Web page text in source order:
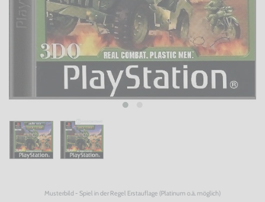
Musterbild - Spiel in der Regel Erstauflage (Platinum o.ä. möglich)